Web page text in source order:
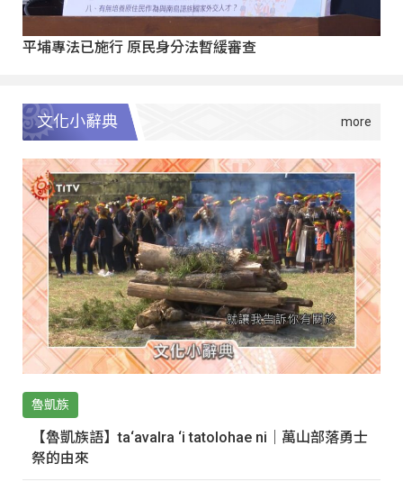
平埔專法已施行 原民身分法暫緩審查
文化小辭典
魯凱族
【魯凱族語】ta‘avalra ‘i tatolohae ni｜萬山部落勇士
祭的由來